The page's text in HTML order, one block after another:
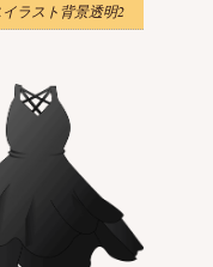
イラスト背景透明2